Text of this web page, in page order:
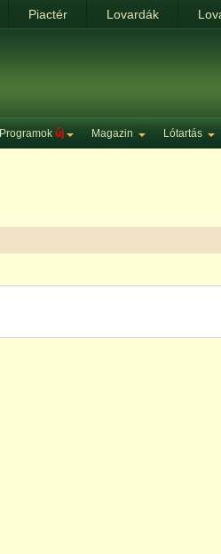
Piactér Lovardák
Programok új Magazin Lótartás